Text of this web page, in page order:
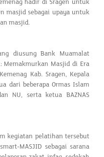
hadir di Sragen untuk
masjid sebagai upaya untuk
masjid.
diusung Bank Muamalat
Memakmurkan Masjid di Era
Kab. Sragen, Kepala
dari beberapa Ormas Islam
NU, serta ketua BAZNAS
kegiatan pelatihan tersebut
MASJID sebagai sarana